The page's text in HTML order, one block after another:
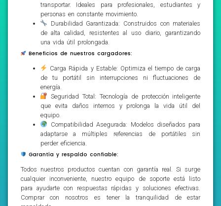
transportar. Ideales para profesionales, estudiantes y
personas en constante movimiento.
Durabilidad Garantizada: Construidos con materiales
de alta calidad, resistentes al uso diario, garantizando
una vida útil prolongada.
Beneficios de nuestros cargadores:
Carga Rápida y Estable: Optimiza el tiempo de carga
de tu portátil sin interrupciones ni fluctuaciones de
energía.
Seguridad Total: Tecnología de protección inteligente
que evita daños internos y prolonga la vida útil del
equipo.
Compatibilidad Asegurada: Modelos diseñados para
adaptarse a múltiples referencias de portátiles sin
perder eficiencia.
Garantía y respaldo confiable:
Todos nuestros productos cuentan con garantía real. Si surge
cualquier inconveniente, nuestro equipo de soporte está listo
para ayudarte con respuestas rápidas y soluciones efectivas.
Comprar con nosotros es tener la tranquilidad de estar